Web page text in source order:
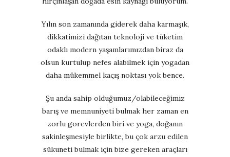
Yılın son zamanında giderek daha karmaşık,
dikkatimizi dağıtan teknoloji ve tüketim
odaklı modern yaşamlarımızdan biraz da
olsun kurtulup nefes alabilmek için yogadan
daha mükemmel kaçış noktası yok bence.
Şu anda sahip olduğumuz/olabileceğimiz
barış ve memnuniyeti bulmak her zaman en
zorlu gorevlerden biri ve yoga, doğanın
sakinleşmesiyle birlikte, bu çok arzu edilen
sükuneti bulmak için bize gereken araçları